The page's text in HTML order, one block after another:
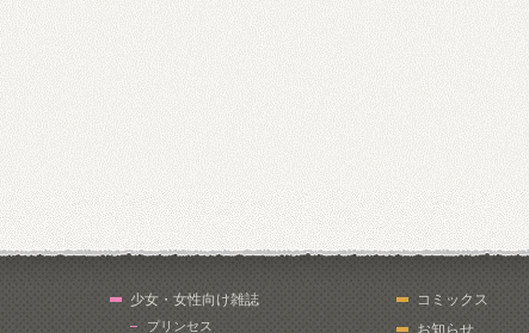
少女・女性向け雑誌
プリンセス
コミックス
お知らせ